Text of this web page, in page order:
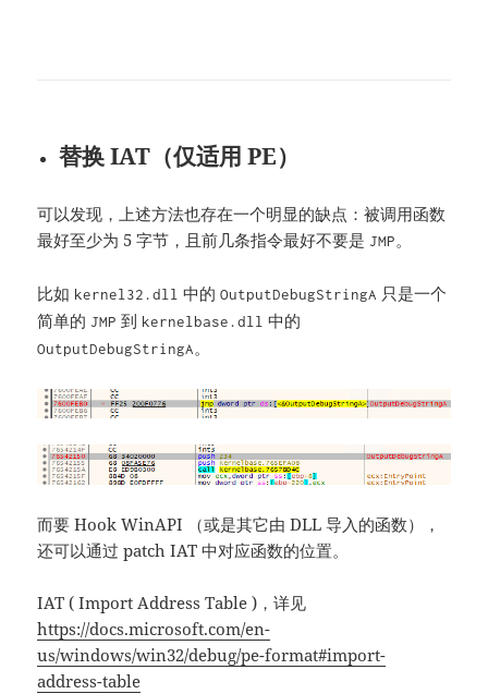
替换 IAT（仅适用 PE）
可以发现，上述方法也存在一个明显的缺点：被调用函数
最好至少为 5 字节，且前几条指令最好不要是 JMP。
比如 kernel32.dll 中的OutputDebugStringA 只是一个
简单的 JMP 到 kernelbase.dll 中的
OutputDebugStringA。
而要 Hook WinAPI （或是其它由 DLL 导入的函数），
还可以通过 patch IAT 中对应函数的位置。
IAT ( Import Address Table )，详见
https://docs.microsoft.com/en-
us/windows/win32/debug/pe-format#import-
address-table